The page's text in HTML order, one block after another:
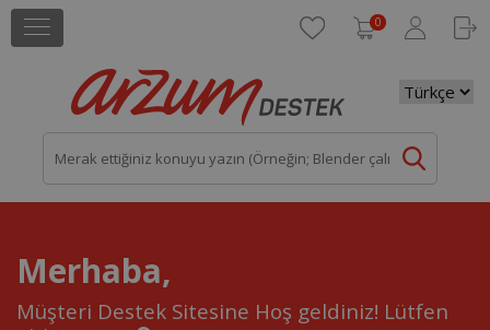
0
Merhaba,
Müşteri Destek Sitesine Hoş geldiniz! Lütfen